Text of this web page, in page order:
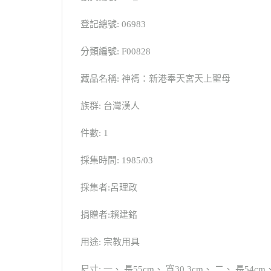
登記總號: 06983
分類編號: F00828
藏品名稱: 神禡：新港奉天宮天上聖母
族群: 台灣漢人
件數: 1
採集時間: 1985/03
採集者:呂理政
捐贈者:賴建銘
用途: 宗教用具